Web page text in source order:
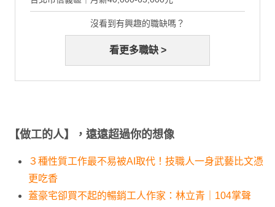
沒看到有興趣的職缺嗎？
看更多職缺 >
【做工的人】，遠遠超過你的想像
３種性質工作最不易被AI取代！技職人一身武藝比文憑
更吃香
蓋豪宅卻買不起的暢銷工人作家：林立青｜104掌聲